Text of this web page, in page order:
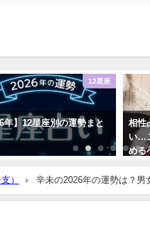
12星座
年】12星座別の運勢まと
相性
い…
める
）
辛未の2026年の運勢は？男